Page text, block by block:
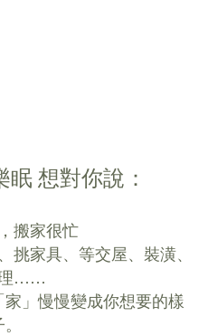
眠 想對你說：
搬家很忙
家具、等交屋、裝潢、
……
」慢慢變成你想要的樣